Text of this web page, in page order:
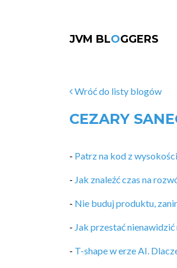
JVM BLOGGERS
Wróć do listy blogów
CEZARY
- Patrz na kod z
- Jak znaleźć czas na
- Nie buduj produktu,
- Jak przestać
- T-shape w erze AI.